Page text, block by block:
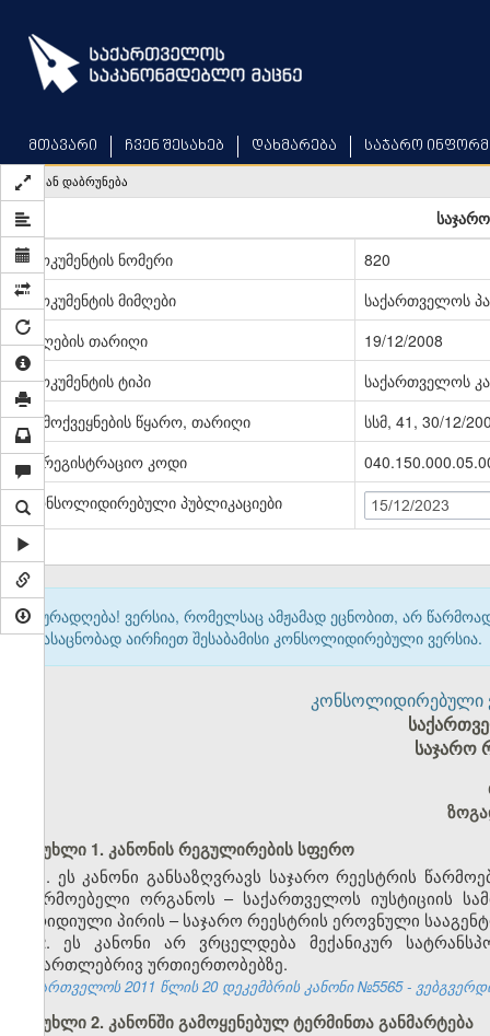
main
content
მთავარი ჩვენ შესახებ დახმარება საჯარო
უკან დაბრუნება
დოკუმენტის ნომერი
820
დოკუმენტის მიმღები
საქართველოს
მიღების თარიღი
19/12/2008
დოკუმენტის ტიპი
საქართველოს
გამოქვეყნების წყარო, თარიღი
სსმ, 41, 30/12/
სარეგისტრაციო კოდი
კონსოლიდირებული პუბლიკაციები
15/12/2023
ყურადღება! ვერსია, რომელსაც ამჟამად ეცნობით, არ
გასაცნობად აირჩიეთ შესაბამისი კონსოლიდირებული ვერსია.
კონსოლიდირებული
საჯარო
მუხლი 1. კანონის რეგულირების სფერო
1. ეს კანონი განსაზღვრავს საჯარო რეესტრის
მწარმოებელი ორგანოს – საქართველოს იუსტიციის
იურიდიული პირის – საჯარო რეესტრის ეროვნული
2. ეს კანონი არ ვრცელდება მექანიკურ
სამართლებრივ ურთიერთობებზე.
საქართველოს 2011 წლის 20 დეკემბრის კანონი №5565 -
მუხლი 2. კანონში გამოყენებულ ტერმინთა განმარტება